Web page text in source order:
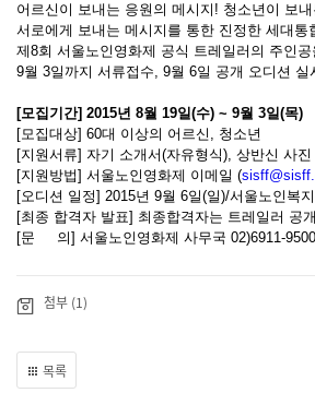
어르신이 보내는 응원의 메시지! 청소년이 보
서로에게 보내는 메시지를 통한 진정한 세대통
제8회 서울노인영화제 공식 트레일러의 주인
9월 3일까지 서류접수, 9월 6일 공개 오디션 실
[모집기간] 2015년 8월 19일(수) ~ 9월 3일(목)
[모집대상] 60대 이상의 어르신, 청소년
[지원서류] 자기 소개서(자유형식), 상반신 사진
[지원방법] 서울노인영화제 이메일 (
[오디션 일정] 2015년 9월 6일(일)/서울노인복
[최종 합격자 발표] 최종합격자는 트레일러 공
[문 의] 서울노인영화제 사무국 02)6911-
첨부 (1)
목록